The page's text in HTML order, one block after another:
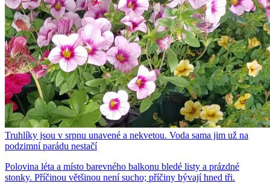
Truhlíky jsou v srpnu unavené a nekvetou. Voda sama jim už na
podzimní parádu nestačí
Polovina léta a místo barevného balkonu bledé listy a prázdné
stonky. Příčinou většinou není sucho; příčiny bývají hned tři.